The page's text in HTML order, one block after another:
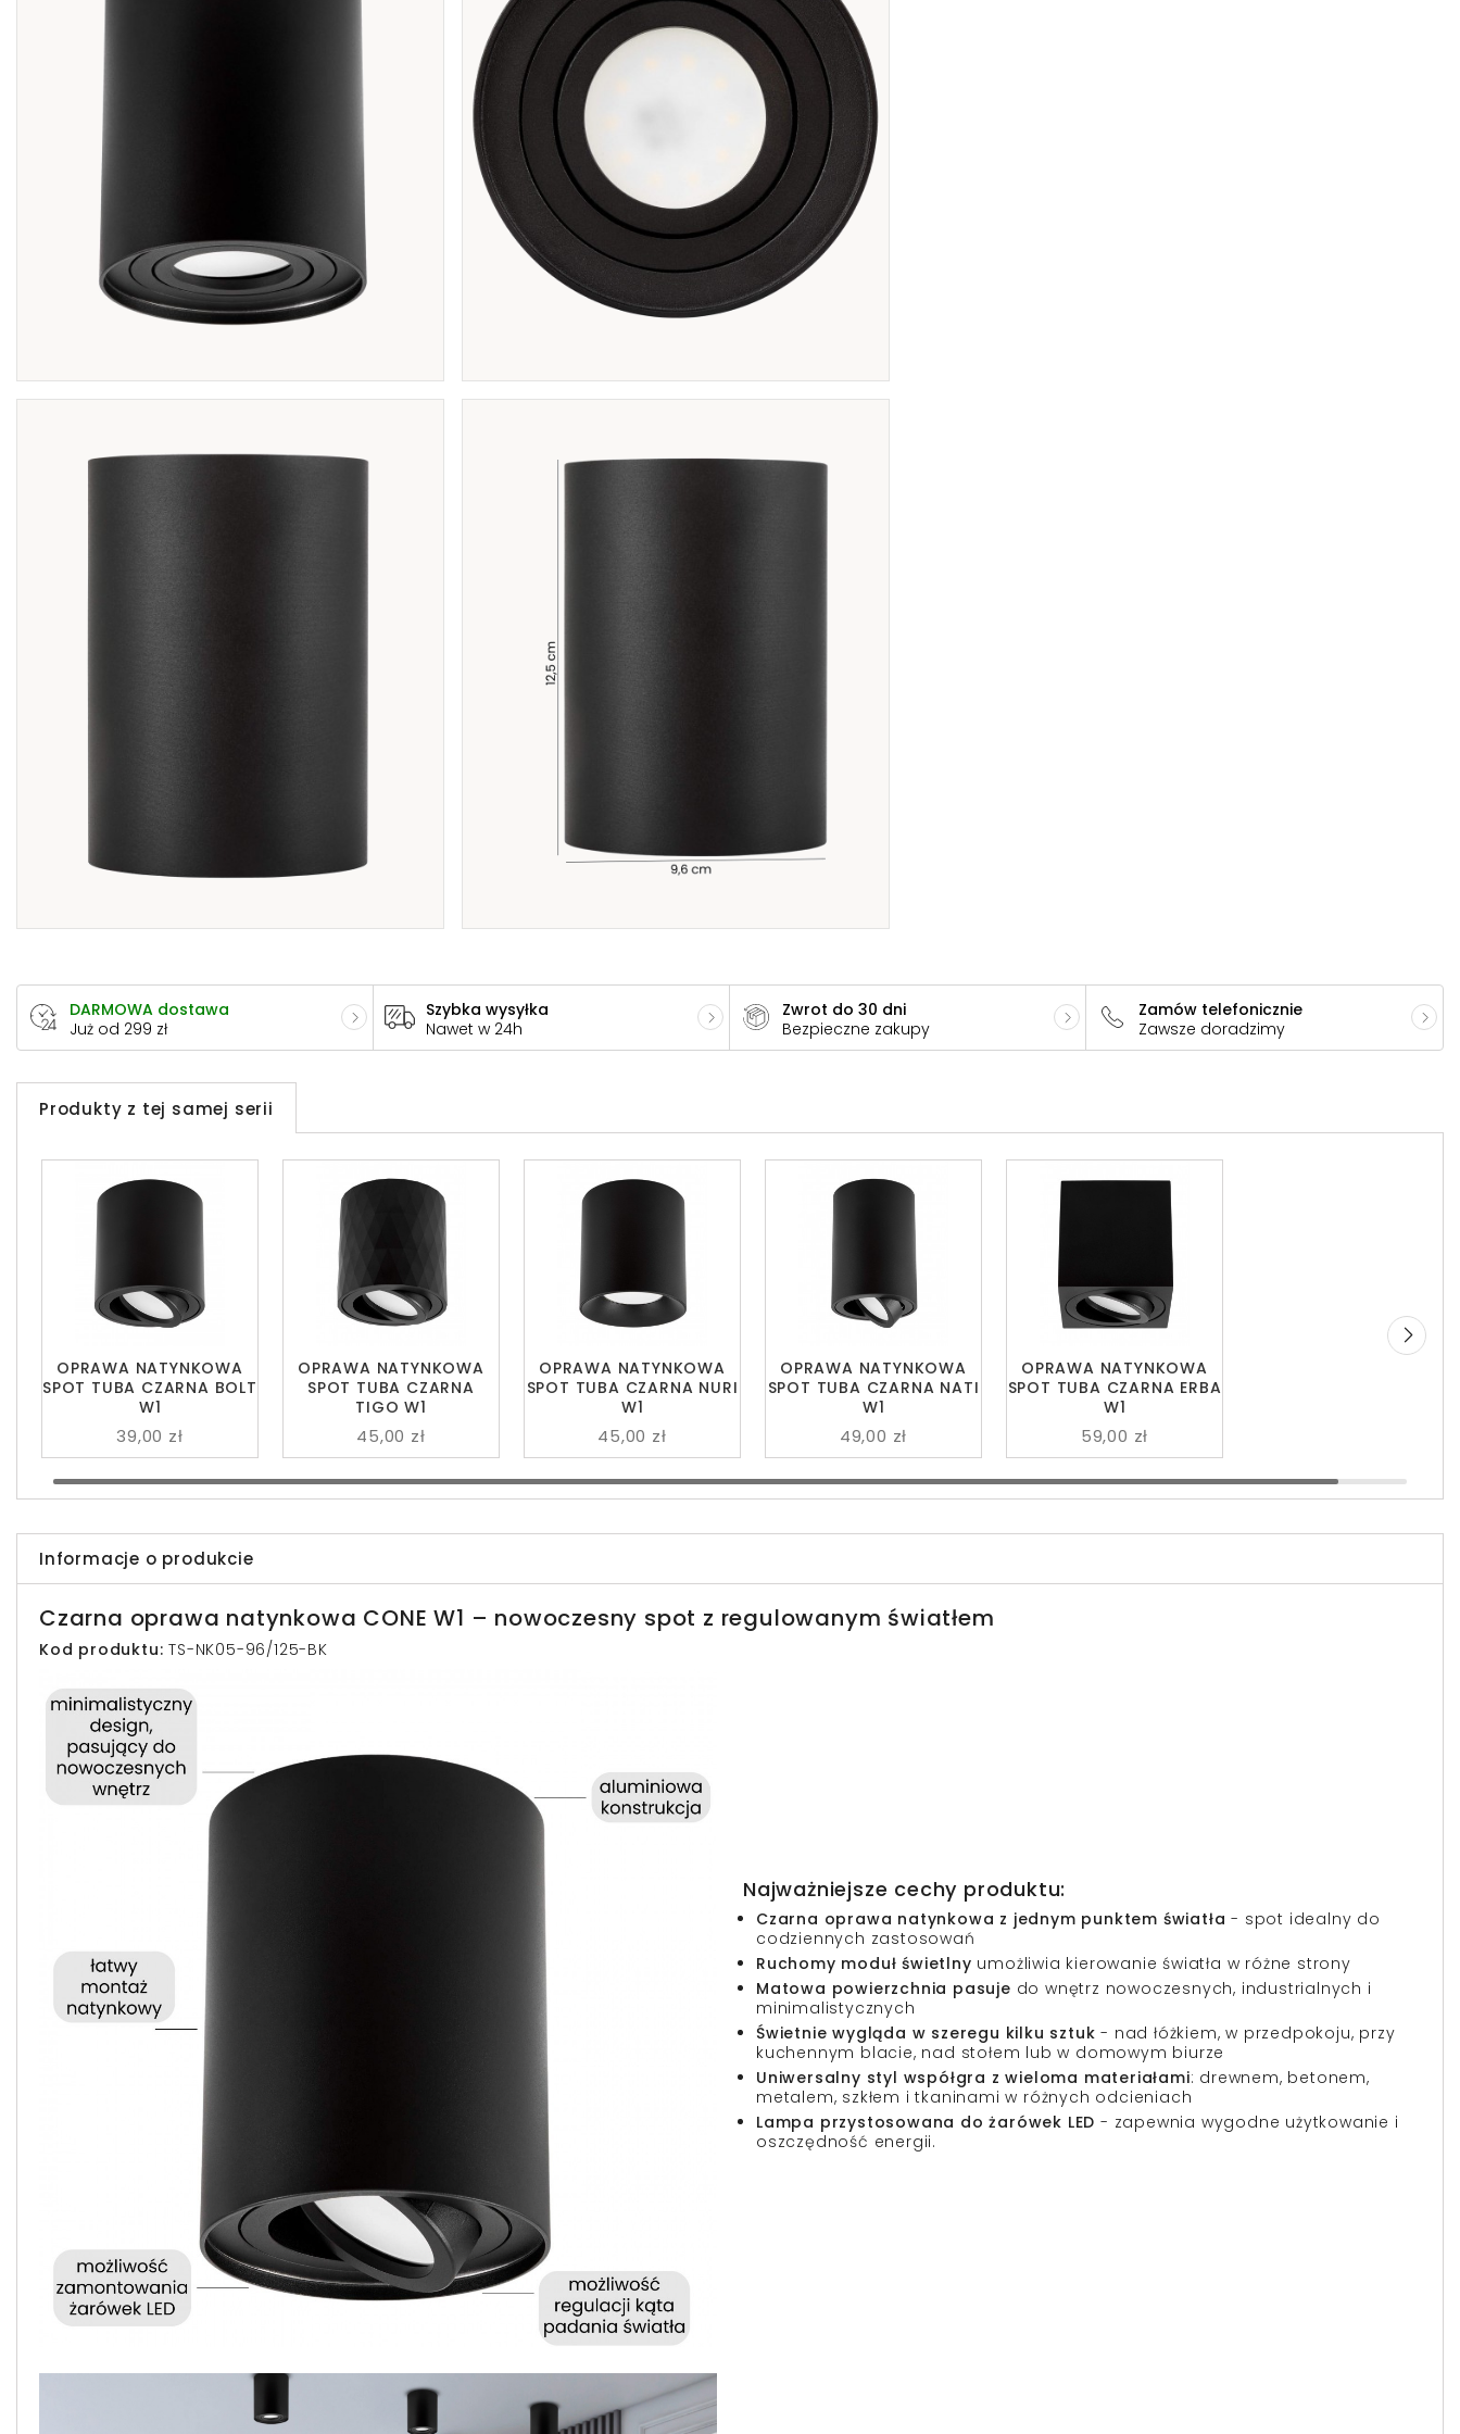
DARMOWA dostawa
Już od 299 zł
Szybka wysyłka
Nawet w 24h
Zwrot do 30 dni
Bezpieczne zakupy
Zamów telefonicznie
Zawsze doradzimy
Produkty z tej samej serii
OPRAWA NATYNKOWA
SPOT TUBA CZARNA BOLT
W1
39,00 zł
OPRAWA NATYNKOWA
SPOT TUBA CZARNA
TIGO W1
45,00 zł
OPRAWA NATYNKOWA
SPOT TUBA CZARNA NATI
W1
49,00 zł
OPRAWA NATYNKOWA
SPOT TUBA CZARNA ERBA
W1
59,00 zł
OPRAWA NATYNKOWA
SPOT TUBA CZARNA NURI
W1
45,00 zł
Informacje o produkcie
Czarna oprawa natynkowa CONE W1 – nowoczesny spot z regulowanym światłem
Kod produktu:TS-NK05-96/125-BK
Najważniejsze cechy produktu:
Czarna oprawa natynkowa z jednym punktem światła - spot idealny do
codziennych zastosowań
Ruchomy moduł świetlny umożliwia kierowanie światła w różne strony
Matowa powierzchnia pasuje do wnętrz nowoczesnych, industrialnych i
minimalistycznych
Świetnie wygląda w szeregu kilku sztuk - nad łóżkiem, w przedpokoju, przy
kuchennym blacie, nad stołem lub w domowym biurze
Uniwersalny styl współgra z wieloma materiałami: drewnem, betonem,
metalem, szkłem i tkaninami w różnych odcieniach
Lampa przystosowana do żarówek LED - zapewnia wygodne użytkowanie i
oszczędność energii.